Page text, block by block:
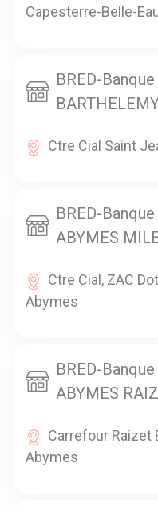
Capesterre-Belle-
BRED-
Ctre Cial Saint
BRED-
ABYMES
Ctre Cial, ZAC
Abymes
BRED-
ABYMES
Carrefour Raizet
Abymes